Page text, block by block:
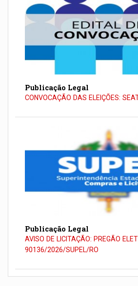
Publicação Legal
CONVOCAÇÃO DAS ELEIÇÕES:
Publicação Legal
AVISO DE LICITAÇÃO: PREGÃO
90136/2026/SUPEL/RO